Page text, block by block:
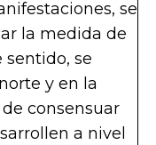
se
la medida de
sentido, se
y en la
consensuar
a nivel